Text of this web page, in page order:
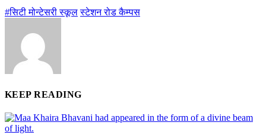
#सिटी मोन्टेसरी स्कूल स्टेशन रोड कैम्पस
KEEP READING